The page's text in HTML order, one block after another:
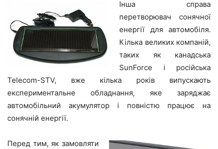
Інша справа
перетворювач сонячної
енергії для автомобіля.
Кілька великих компаній,
таких як канадська
SunForce і російська
Telecom-STV, вже кілька років випускають
експериментальне обладнання, яке заряджає
автомобільний акумулятор і повністю працює на
сонячній енергії.
Перед тим, як замовляти